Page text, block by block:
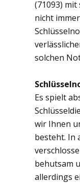
(71093)
nicht
solchen
Es spielt
wir Ihnen
besteht. In
behutsam
allerdings